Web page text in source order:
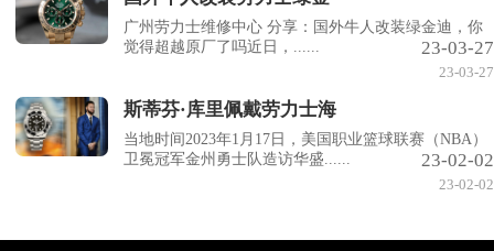
广州劳力士维修中心 分享：国外牛人改装绿金迪，你
觉得超越原厂了吗近日，......
23-03-27
23-03-27
斯蒂芬·库里佩戴劳力士海
当地时间2023年1月17日，美国职业篮球联赛（NBA）
卫冕冠军金州勇士队造访华盛......
23-02-02
23-02-02